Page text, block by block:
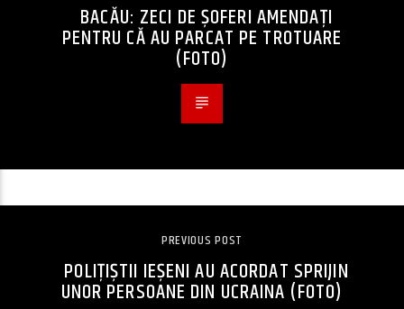
BACĂU: ZECI DE ȘOFERI AMENDAȚI
PENTRU CĂ AU PARCAT PE TROTUARE
(FOTO)
PREVIOUS POST
POLIȚIȘTII IEȘENI AU ACORDAT SPRIJIN
UNOR PERSOANE DIN UCRAINA (FOTO)